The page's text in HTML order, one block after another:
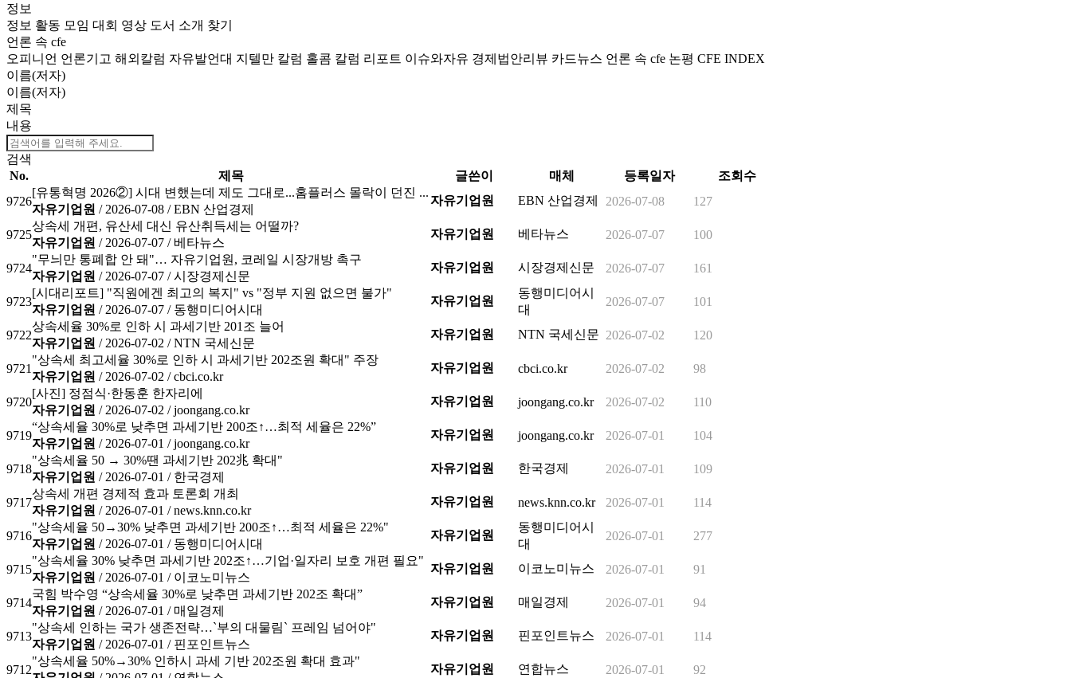
정보
정보 활동 모임 대회 영상 도서 소개 찾기
언론 속 cfe
오피니언 언론기고 해외칼럼 자유발언대 지텔만 칼럼 홀콤 칼럼 리포트 이슈와자유 경제법안리뷰 카드뉴스 언론 속 cfe 논평 CFE INDEX
이름(저자)
이름(저자)
제목
내용
검색
No.
제목 글쓴이 매체 등록일자
조회수
9726
[유통혁명 2026②] 시대 변했는데 제도 그대로...홈플러스 몰락이 던진 ...
자유기업원 / 2026-07-08 /EBN 산업경제
자유기업원 EBN 산업경제 2026-07-08 127
9725
상속세 개편, 유산세 대신 유산취득세는 어떨까?
자유기업원 / 2026-07-07 / 베타뉴스
자유기업원 베타뉴스 2026-07-07 100
9724
"무늬만 통폐합 안 돼"… 자유기업원, 코레일 시장개방 촉구
자유기업원 / 2026-07-07 /시장경제신문
자유기업원 시장경제신문 2026-07-07 161
9723
[시대리포트] "직원에겐 최고의 복지" vs "정부 지원 없으면 불가"
자유기업원 / 2026-07-07 / 동행미디어시대
자유기업원
동행미디어시
대
2026-07-07 101
9722
상속세율 30%로 인하 시 과세기반 201조 늘어
자유기업원 / 2026-07-02 /NTN 국세신문
자유기업원 NTN 국세신문 2026-07-02 120
9721
"상속세 최고세율 30%로 인하 시 과세기반 202조원 확대" 주장
자유기업원 / 2026-07-02 /cbci.co.kr
자유기업원 cbci.co.kr 2026-07-02 98
9720
[사진] 정점식·한동훈 한자리에
자유기업원 / 2026-07-02 /joongang.co.kr
자유기업원 joongang.co.kr 2026-07-02 110
9719
“상속세율 30%로 낮추면 과세기반 200조↑…최적 세율은 22%”
자유기업원 / 2026-07-01 /joongang.co.kr
자유기업원 joongang.co.kr 2026-07-01 104
9718
"상속세율 50 → 30%땐 과세기반 202兆 확대"
자유기업원 / 2026-07-01 / 한국경제
자유기업원 한국경제 2026-07-01 109
9717
상속세 개편 경제적 효과 토론회 개최
자유기업원 / 2026-07-01 /news.knn.co.kr
자유기업원 news.knn.co.kr 2026-07-01 114
9716
"상속세율 50→30% 낮추면 과세기반 200조↑…최적 세율은 22%"
자유기업원 / 2026-07-01 / 동행미디어시대
자유기업원
동행미디어시
대
2026-07-01 277
9715
"상속세율 30% 낮추면 과세기반 202조↑…기업·일자리 보호 개편 필요"
자유기업원 / 2026-07-01 / 이코노미뉴스
자유기업원 이코노미뉴스 2026-07-01 91
9714
국힘 박수영 “상속세율 30%로 낮추면 과세기반 202조 확대”
자유기업원 / 2026-07-01 / 매일경제
자유기업원 매일경제 2026-07-01 94
9713
"상속세 인하는 국가 생존전략…`부의 대물림` 프레임 넘어야"
자유기업원 / 2026-07-01 / 핀포인트뉴스
자유기업원 핀포인트뉴스 2026-07-01 114
9712
"상속세율 50%→30% 인하시 과세 기반 202조원 확대 효과"
자유기업원 연합뉴스 2026-07-01 92